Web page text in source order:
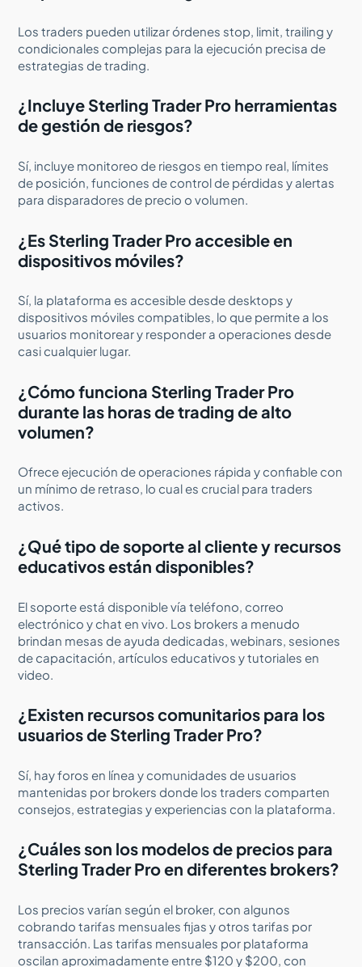
Los traders pueden utilizar órdenes stop, limit, trailing y
condicionales complejas para la ejecución precisa de
estrategias de trading.
¿Incluye Sterling Trader Pro herramientas
de gestión de riesgos?
Sí, incluye monitoreo de riesgos en tiempo real, límites
de posición, funciones de control de pérdidas y alertas
para disparadores de precio o volumen.
¿Es Sterling Trader Pro accesible en
dispositivos móviles?
Sí, la plataforma es accesible desde desktops y
dispositivos móviles compatibles, lo que permite a los
usuarios monitorear y responder a operaciones desde
casi cualquier lugar.
¿Cómo funciona Sterling Trader Pro
durante las horas de trading de alto
volumen?
Ofrece ejecución de operaciones rápida y confiable con
un mínimo de retraso, lo cual es crucial para traders
activos.
¿Qué tipo de soporte al cliente y recursos
educativos están disponibles?
El soporte está disponible vía teléfono, correo
electrónico y chat en vivo. Los brokers a menudo
brindan mesas de ayuda dedicadas, webinars, sesiones
de capacitación, artículos educativos y tutoriales en
video.
¿Existen recursos comunitarios para los
usuarios de Sterling Trader Pro?
Sí, hay foros en línea y comunidades de usuarios
mantenidas por brokers donde los traders comparten
consejos, estrategias y experiencias con la plataforma.
¿Cuáles son los modelos de precios para
Sterling Trader Pro en diferentes brokers?
Los precios varían según el broker, con algunos
cobrando tarifas mensuales fijas y otros tarifas por
transacción. Las tarifas mensuales por plataforma
oscilan aproximadamente entre $120 y $200, con